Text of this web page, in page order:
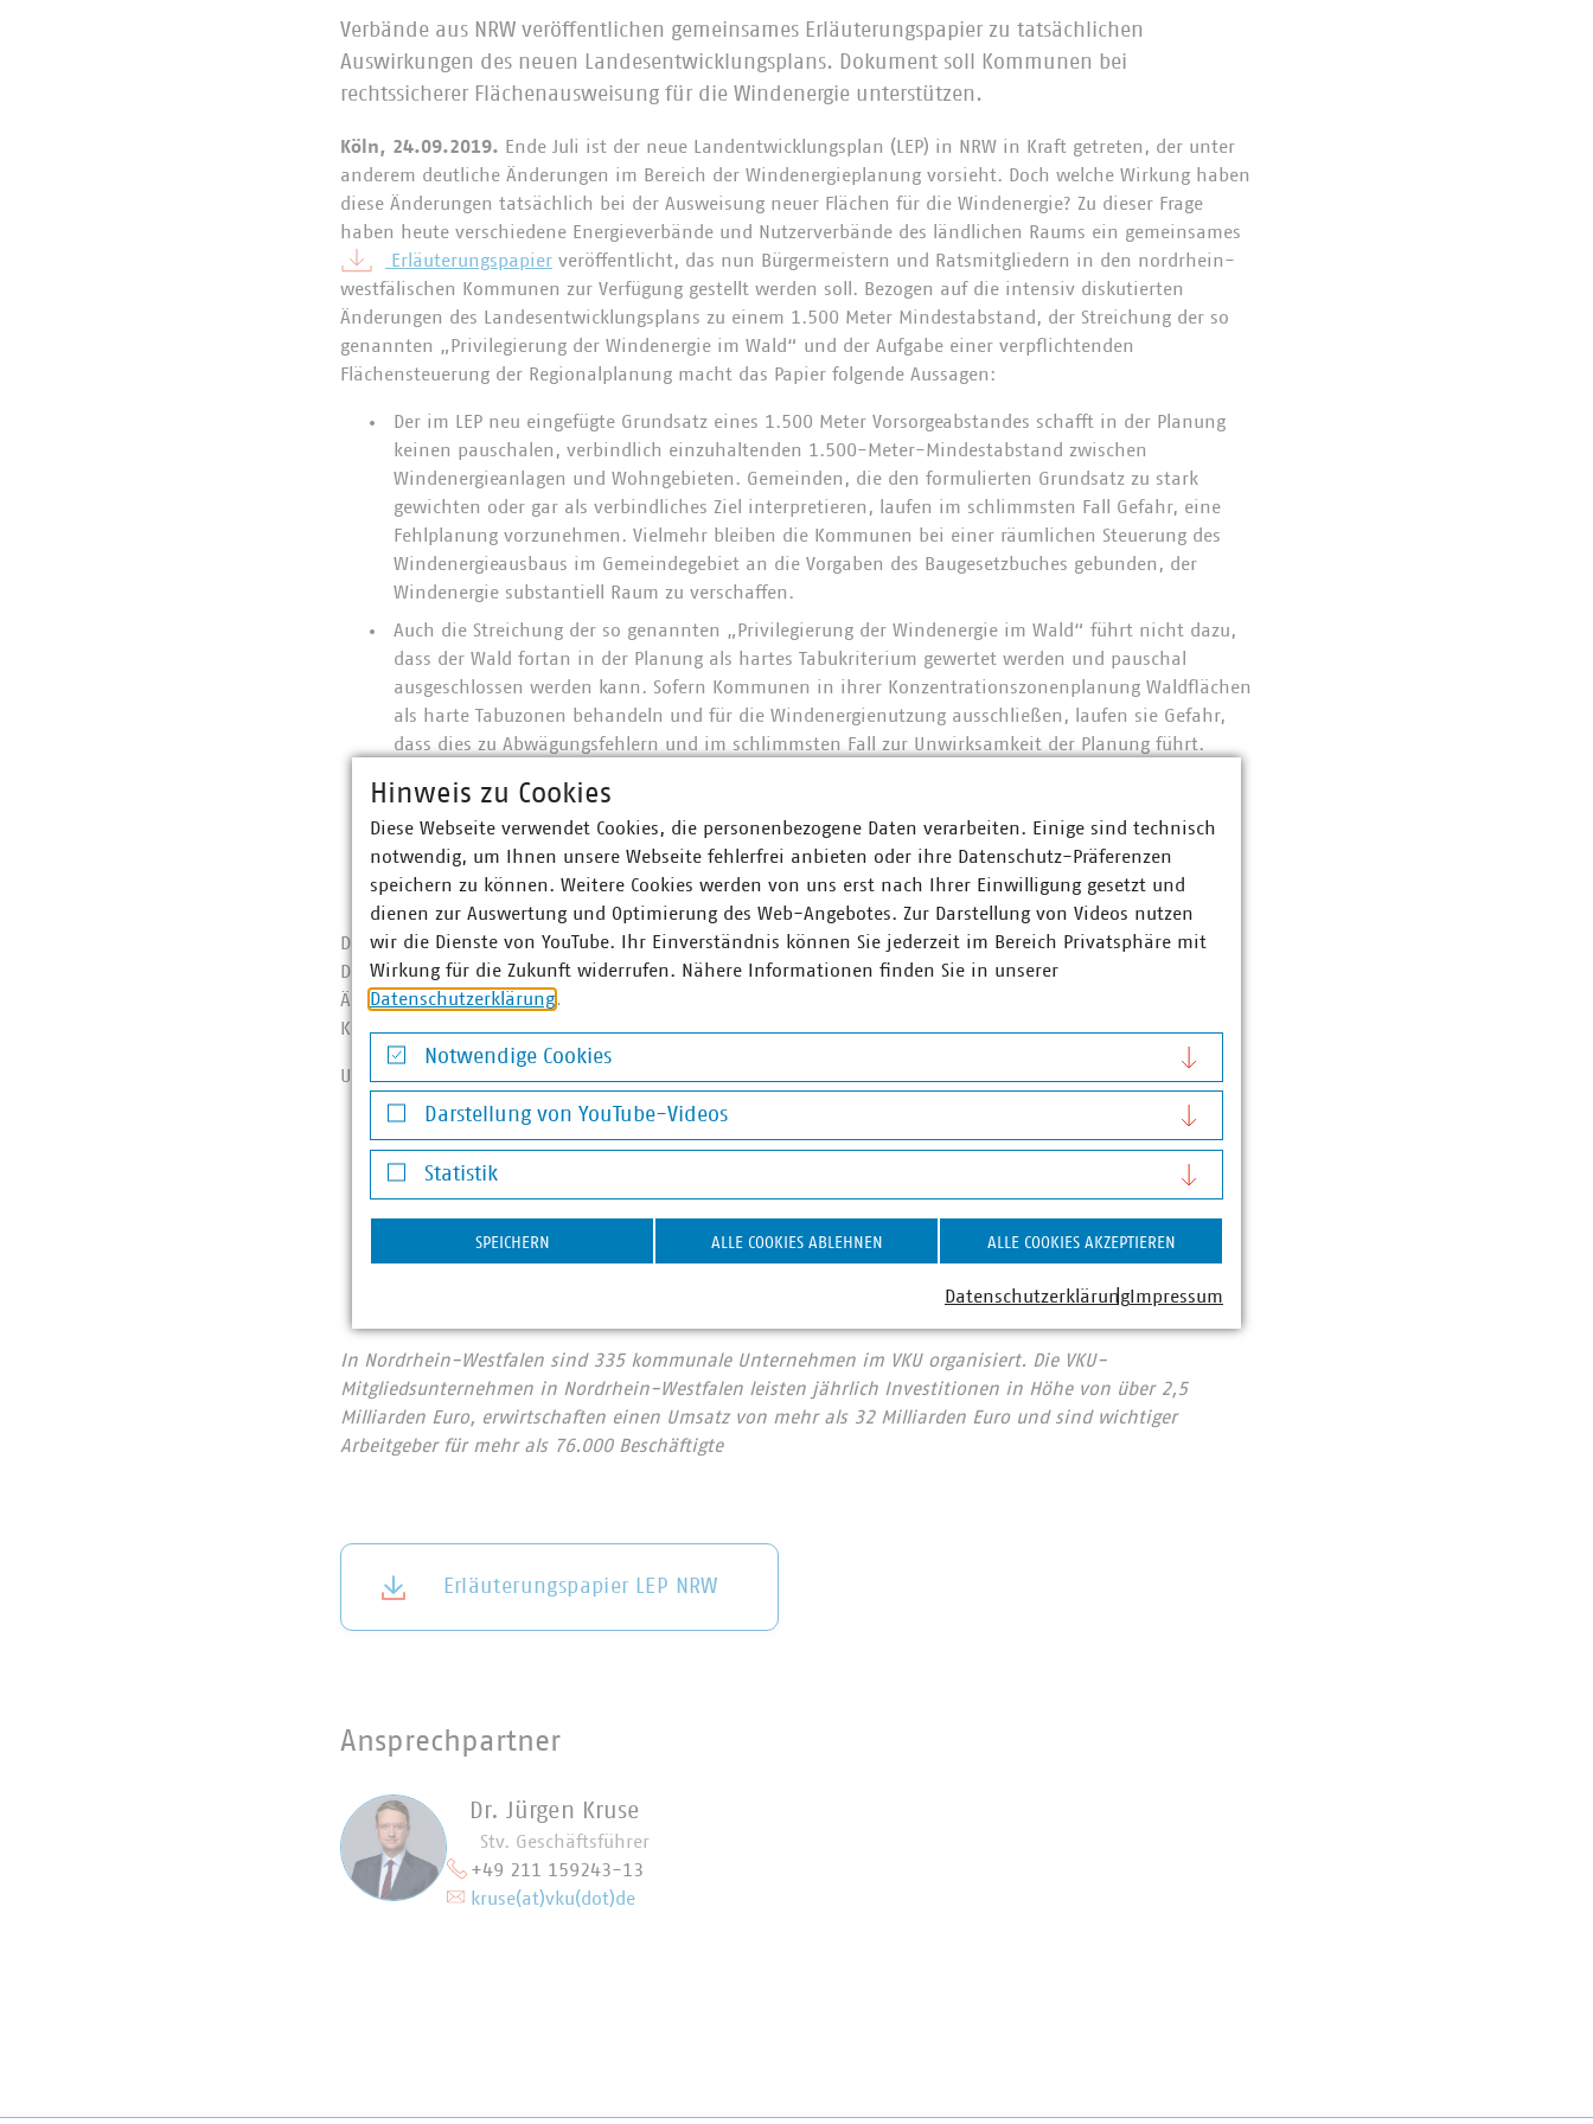
Verbände aus NRW veröffentlichen gemeinsames Erläuterungspapier zu tatsächlichen
Auswirkungen des neuen Landesentwicklungsplans. Dokument soll Kommunen bei
rechtssicherer Flächenausweisung für die Windenergie unterstützen.
Köln, 24.09.2019. Ende Juli ist der neue Landentwicklungsplan (LEP) in NRW in Kraft getreten, der unter
anderem deutliche Änderungen im Bereich der Windenergieplanung vorsieht. Doch welche Wirkung haben
diese Änderungen tatsächlich bei der Ausweisung neuer Flächen für die Windenergie? Zu dieser Frage
haben heute verschiedene Energieverbände und Nutzerverbände des ländlichen Raums ein gemeinsames
Erläuterungspapier veröffentlicht, das nun Bürgermeistern und Ratsmitgliedern in den nordrhein-
westfälischen Kommunen zur Verfügung gestellt werden soll. Bezogen auf die intensiv diskutierten
Änderungen des Landesentwicklungsplans zu einem 1.500 Meter Mindestabstand, der Streichung der so
genannten „Privilegierung der Windenergie im Wald“ und der Aufgabe einer verpflichtenden
Flächensteuerung der Regionalplanung macht das Papier folgende Aussagen:
Der im LEP neu eingefügte Grundsatz eines 1.500 Meter Vorsorgeabstandes schafft in der Planung
keinen pauschalen, verbindlich einzuhaltenden 1.500-Meter-Mindestabstand zwischen
Windenergieanlagen und Wohngebieten. Gemeinden, die den formulierten Grundsatz zu stark
gewichten oder gar als verbindliches Ziel interpretieren, laufen im schlimmsten Fall Gefahr, eine
Fehlplanung vorzunehmen. Vielmehr bleiben die Kommunen bei einer räumlichen Steuerung des
Windenergieausbaus im Gemeindegebiet an die Vorgaben des Baugesetzbuches gebunden, der
Windenergie substantiell Raum zu verschaffen.
Auch die Streichung der so genannten „Privilegierung der Windenergie im Wald“ führt nicht dazu,
dass der Wald fortan in der Planung als hartes Tabukriterium gewertet werden und pauschal
ausgeschlossen werden kann. Sofern Kommunen in ihrer Konzentrationszonenplanung Waldflächen
als harte Tabuzonen behandeln und für die Windenergienutzung ausschließen, laufen sie Gefahr,
dass dies zu Abwägungsfehlern und im schlimmsten Fall zur Unwirksamkeit der Planung führt.
Ungeachtet der Tatsache, dass der neue Landesentwicklungsplan die Träger der Regionalplanung in
Windenergie auszuweisen, bleiben die inzwischen in den Regionalplänen der Bezirksregierungen
Münster und Düsseldorf ausgewiesenen Windvorrangflächen wirksam und für die nachgelagerte
kommunale Planungsebene in den genannten Regionen verbindlich.
Die aufgeführten Punkte werden in dem Dokumentdetailliert erläutert. Ziel des gesamten
Dokumentes ist es, die Kommunen in NRW über die tatsächliche Tragweite der vorgenommenen
Änderungen im LEP zu informieren und diese juristisch einzuordnen. Damit möchten die Verbände die
Kommunen bei einer rechtssicheren Planung der Flächen für den Windenergieausbau unterstützen.
Unterzeichner des Dokuments sind:
Bundesverband der Energie- und Wasserwirtschaft e.V. - Landesgruppe Nordrhein-Westfalen
Genossenschaftsverband - Verband der Regionen e.V.
Landesverband Erneuerbare Energien NRW e.V.
Verband kommunaler Unternehmen e.V. - Landesgruppe Nordrhein-Westfalen
In Nordrhein-Westfalen sind 335 kommunale Unternehmen im VKU organisiert. Die VKU-
Mitgliedsunternehmen in Nordrhein-Westfalen leisten jährlich Investitionen in Höhe von über 2,5
Milliarden Euro, erwirtschaften einen Umsatz von mehr als 32 Milliarden Euro und sind wichtiger
Arbeitgeber für mehr als 76.000 Beschäftigte
Erläuterungspapier LEP NRW
Ansprechpartner
Dr. Jürgen Kruse
Stv. Geschäftsführer
+49 211 159243-13
kruse(at)vku(dot)de
Hinweis zu Cookies
Diese Webseite verwendet Cookies, die personenbezogene Daten verarbeiten. Einige sind technisch
notwendig, um Ihnen unsere Webseite fehlerfrei anbieten oder ihre Datenschutz-Präferenzen
speichern zu können. Weitere Cookies werden von uns erst nach Ihrer Einwilligung gesetzt und
dienen zur Auswertung und Optimierung des Web-Angebotes. Zur Darstellung von Videos nutzen
wir die Dienste von YouTube. Ihr Einverständnis können Sie jederzeit im Bereich Privatsphäre mit
Wirkung für die Zukunft widerrufen. Nähere Informationen finden Sie in unserer
Datenschutzerklärung.
Notwendige Cookies
Notwendige Cookies
Darstellung von YouTube-Videos
Darstellung von YouTube-Videos
Statistik
Statistik
SPEICHERN ALLE COOKIES ABLEHNEN ALLE COOKIES AKZEPTIEREN
DatenschutzerklärungImpressum